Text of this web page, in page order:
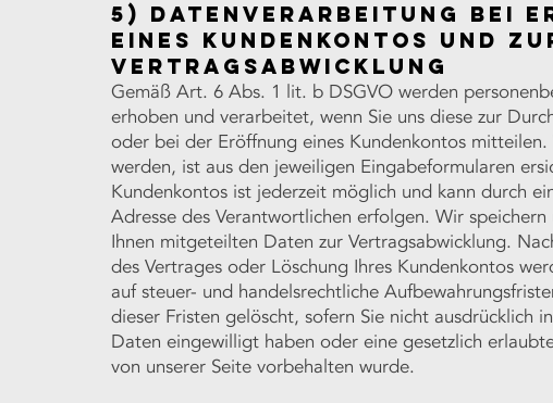
5) Datenverarbeitung bei
eines Kundenkontos und
Vertragsabwicklung
Gemäß Art. 6 Abs. 1 lit. b DSGVO werden
erhoben und verarbeitet, wenn Sie uns diese zur
oder bei der Eröffnung eines Kundenkontos
werden, ist aus den jeweiligen Eingabeformularen
Kundenkontos ist jederzeit möglich und kann durch
Adresse des Verantwortlichen erfolgen. Wir
Ihnen mitgeteilten Daten zur Vertragsabwicklung.
des Vertrages oder Löschung Ihres Kundenkontos
auf steuer- und handelsrechtliche
dieser Fristen gelöscht, sofern Sie nicht ausdrücklich
Daten eingewilligt haben oder eine gesetzlich
von unserer Seite vorbehalten wurde.